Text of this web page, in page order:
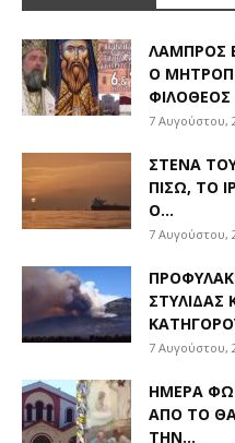
ΛΑΜΠΡΌΣ
Ο
ΦΙΛΌΘΕΟΣ
7 Αυγούστου,
ΣΤΕΝΆ
ΠΊΣΩ, ΤΟ
Ο...
7 Αυγούστου,
ΣΤΥΛΊΔΑΣ
7 Αυγούστου,
ΗΜΈΡΑ
ΑΠΌ ΤΟ
ΤΗΝ...